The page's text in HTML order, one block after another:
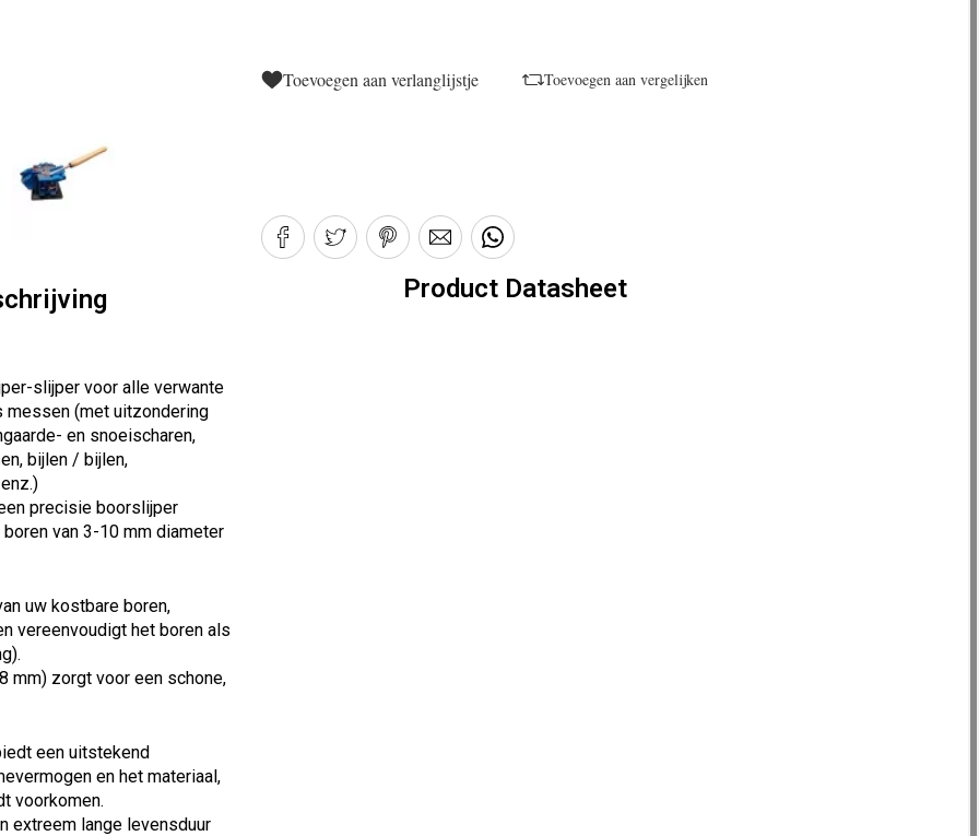
Toevoegen aan verlanglijstje Toevoegen aan vergelijken
slijper voor alle verwante
(met uitzondering
en snoeischaren,
bijlen / bijlen,
precisie boorslijper
van 3-10 mm diameter
uw kostbare boren,
vereenvoudigt het boren als
mm) zorgt voor een schone,
een uitstekend
en het materiaal,
voorkomen.
extreem lange levensduur
Product Datasheet